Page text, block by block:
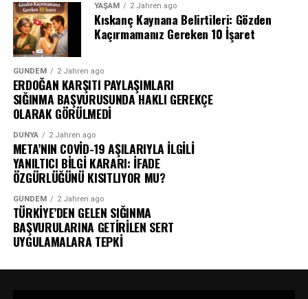
YAŞAM 2 Jahren ago
Kıskanç Kaynana Belirtileri: Gözden
Kaçırmamanız Gereken 10 İşaret
GÜNDEM 2 Jahren ago
ERDOĞAN KARŞITI PAYLAŞIMLARI
SIĞINMA BAŞVURUSUNDA HAKLI GEREKÇE
OLARAK GÖRÜLMEDİ
DÜNYA 2 Jahren ago
META’NIN COVİD-19 AŞILARIYLA İLGİLİ
YANILTICI BİLGİ KARARI: İFADE
ÖZGÜRLÜĞÜNÜ KISITLIYOR MU?
GÜNDEM 2 Jahren ago
TÜRKİYE’DEN GELEN SIĞINMA
BAŞVURULARINA GETİRİLEN SERT
UYGULAMALARA TEPKİ